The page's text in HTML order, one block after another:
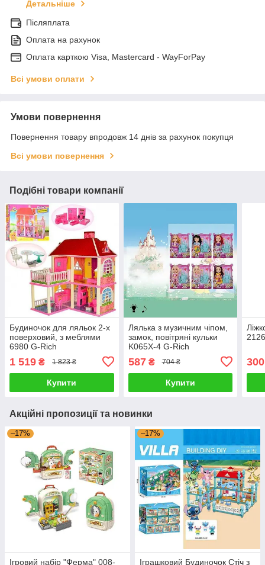
Детальніше
Післяплата
Оплата на рахунок
Оплата карткою Visa, Mastercard - WayForPay
Всі умови оплати
Умови повернення
Повернення товару впродовж 14 днів за рахунок покупця
Всі умови повернення
Подібні товари компанії
Будиночок для ляльок 2-х
поверховий, з меблями
6980 G-Rich
1 519 ₴ 1 823 ₴
Купити
Лялька з музичним чіпом,
замок, повітряні кульки
K065X-4 G-Rich
587₴ 704 ₴
Купити
300
Акційні пропозиції та новинки
–17%
Ігровий набір "Ферма" 008-
–17%
Іграшковий Будиночок Стіч з